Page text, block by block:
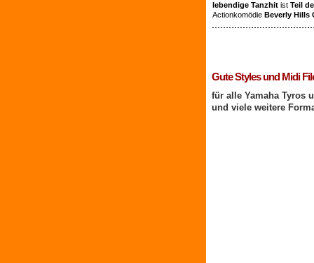
lebendige Tanzhit ist Teil
Actionkomödie Beverly Hills
Gute Styles und Midi
für alle Yamaha Tyros
und viele weitere